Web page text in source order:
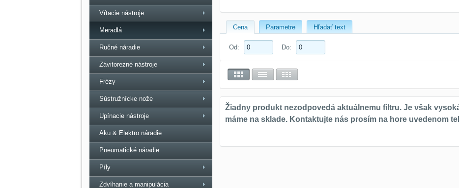
Cena Parametre Hľadať text
Od: Do:
Vŕtacie nástroje
Meradlá
Ručné náradie
Závitorezné nástroje
Frézy
Sústružnícke nože
Upínacie nástroje
Aku & Elektro náradie
Pneumatické náradie
Píly
Zdvíhanie a manipulácia